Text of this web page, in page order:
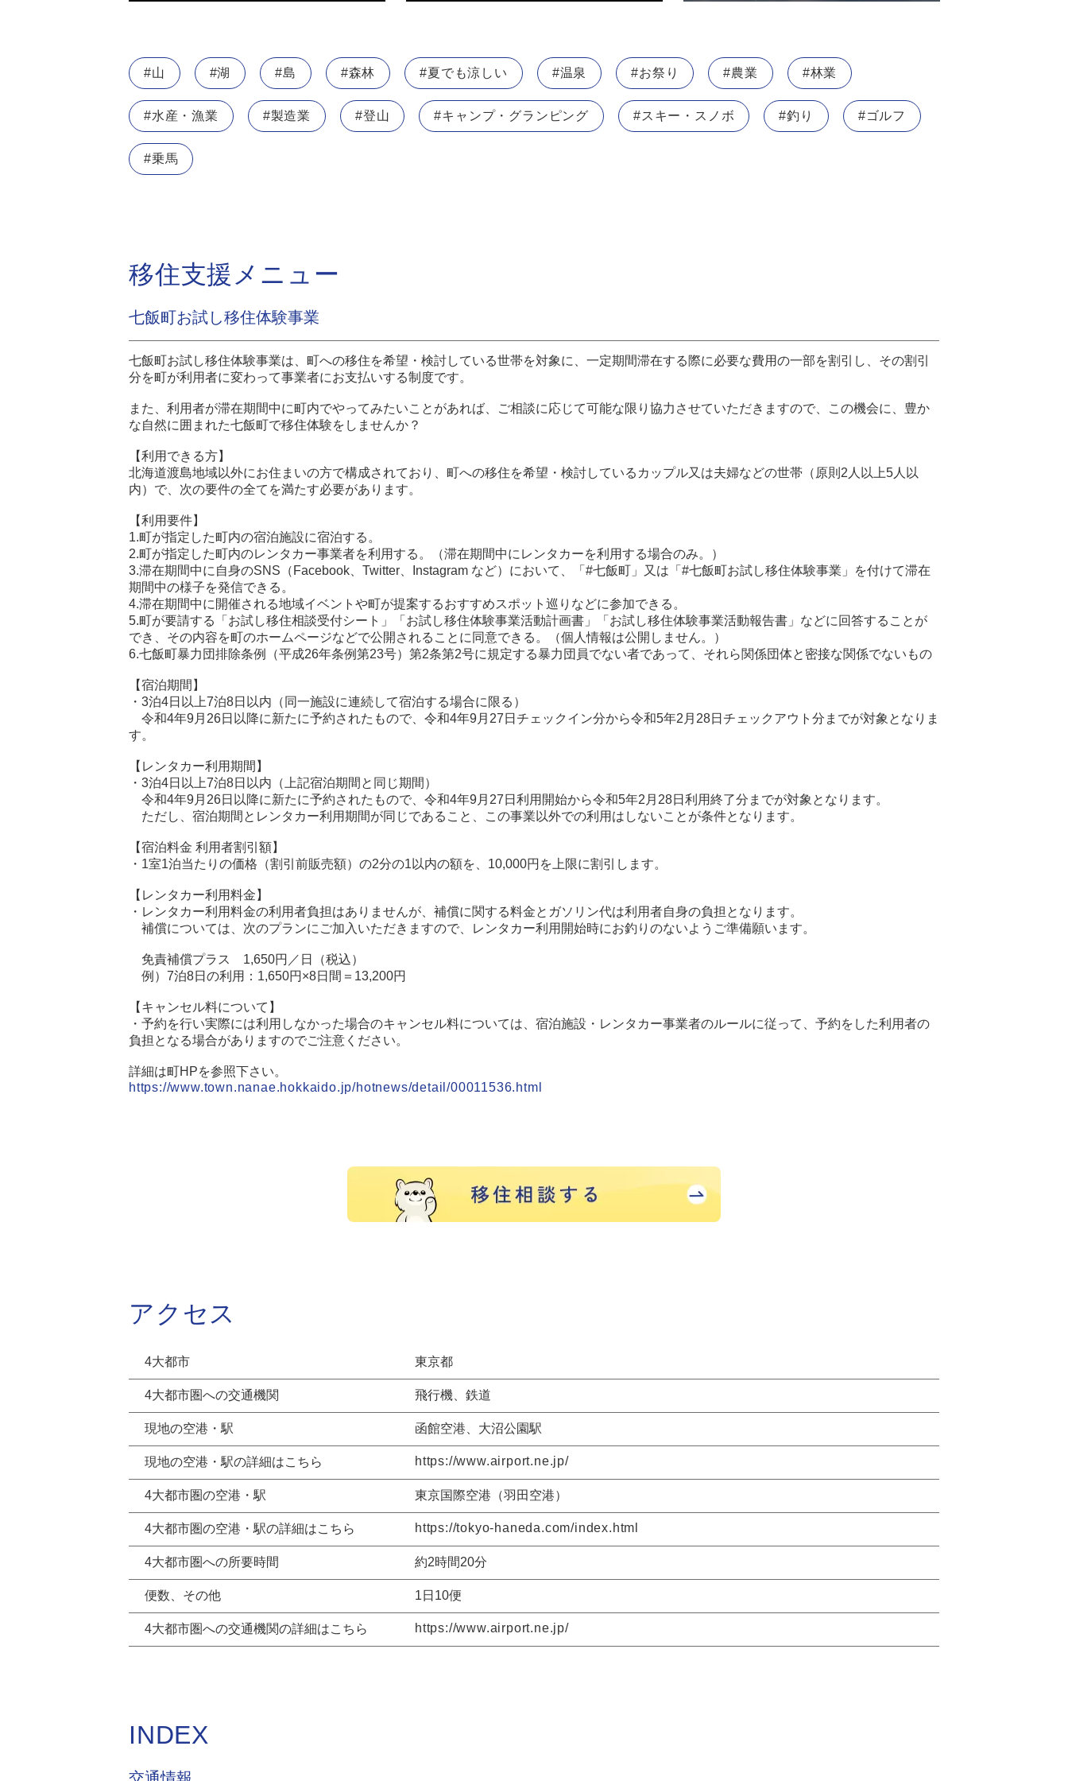
#山 #湖 #島 #森林 #夏でも涼しい #温泉 #お祭り #農業 #林業
#水産・漁業 #製造業 #登山 #キャンプ・グランピング #スキー・スノボ #釣り #ゴルフ
#乗馬
移住支援メニュー
七飯町お試し移住体験事業
七飯町お試し移住体験事業は、町への移住を希望・検討している世帯を対象に、一定期間滞在する際に必要な費用の一部を割引し、その割引
分を町が利用者に変わって事業者にお支払いする制度です。
また、利用者が滞在期間中に町内でやってみたいことがあれば、ご相談に応じて可能な限り協力させていただきますので、この機会に、豊か
な自然に囲まれた七飯町で移住体験をしませんか？
【利用できる方】
北海道渡島地域以外にお住まいの方で構成されており、町への移住を希望・検討しているカップル又は夫婦などの世帯（原則2人以上5人以
内）で、次の要件の全てを満たす必要があります。
【利用要件】
1.町が指定した町内の宿泊施設に宿泊する。
2.町が指定した町内のレンタカー事業者を利用する。（滞在期間中にレンタカーを利用する場合のみ。）
3.滞在期間中に自身のSNS（Facebook、Twitter、Instagram など）において、「#七飯町」又は「#七飯町お試し移住体験事業」を付けて滞在
期間中の様子を発信できる。
4.滞在期間中に開催される地域イベントや町が提案するおすすめスポット巡りなどに参加できる。
5.町が要請する「お試し移住相談受付シート」「お試し移住体験事業活動計画書」「お試し移住体験事業活動報告書」などに回答することが
でき、その内容を町のホームページなどで公開されることに同意できる。（個人情報は公開しません。）
6.七飯町暴力団排除条例（平成26年条例第23号）第2条第2号に規定する暴力団員でない者であって、それら関係団体と密接な関係でないもの
【宿泊期間】
・3泊4日以上7泊8日以内（同一施設に連続して宿泊する場合に限る）
令和4年9月26日以降に新たに予約されたもので、令和4年9月27日チェックイン分から令和5年2月28日チェックアウト分までが対象となりま
す。
【レンタカー利用期間】
・3泊4日以上7泊8日以内（上記宿泊期間と同じ期間）
令和4年9月26日以降に新たに予約されたもので、令和4年9月27日利用開始から令和5年2月28日利用終了分までが対象となります。
ただし、宿泊期間とレンタカー利用期間が同じであること、この事業以外での利用はしないことが条件となります。
【宿泊料金 利用者割引額】
・1室1泊当たりの価格（割引前販売額）の2分の1以内の額を、10,000円を上限に割引します。
【レンタカー利用料金】
・レンタカー利用料金の利用者負担はありませんが、補償に関する料金とガソリン代は利用者自身の負担となります。
補償については、次のプランにご加入いただきますので、レンタカー利用開始時にお釣りのないようご準備願います。
免責補償プラス 1,650円／日（税込）
例）7泊8日の利用：1,650円×8日間＝13,200円
【キャンセル料について】
・予約を行い実際には利用しなかった場合のキャンセル料については、宿泊施設・レンタカー事業者のルールに従って、予約をした利用者の
負担となる場合がありますのでご注意ください。
詳細は町HPを参照下さい。
https://www.town.nanae.hokkaido.jp/hotnews/detail/00011536.html
アクセス
4大都市 東京都
4大都市圏への交通機関 飛行機、鉄道
現地の空港・駅 函館空港、大沼公園駅
現地の空港・駅の詳細はこちら https://www.airport.ne.jp/
4大都市圏の空港・駅 東京国際空港（羽田空港）
4大都市圏の空港・駅の詳細はこちら https://tokyo-haneda.com/index.html
4大都市圏への所要時間 約2時間20分
便数、その他 1日10便
4大都市圏への交通機関の詳細はこちら https://www.airport.ne.jp/
INDEX